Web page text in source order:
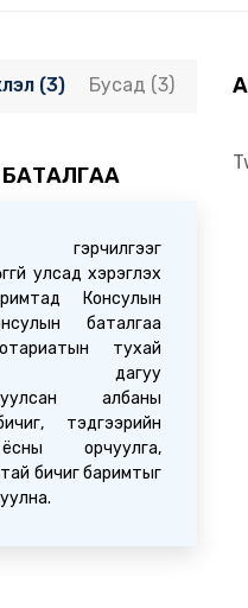
(3) Бусад (3)
гэрчилгээг
улсад хэрэглэх
Консулын
баталгаа
тухай
дагуу
албаны
тэдгээрийн
орчуулга,
бичиг баримтыг